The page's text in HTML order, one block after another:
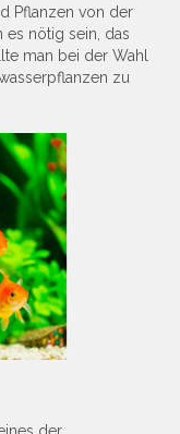
Pflanzen von der
es nötig sein, das
man bei der Wahl
zu